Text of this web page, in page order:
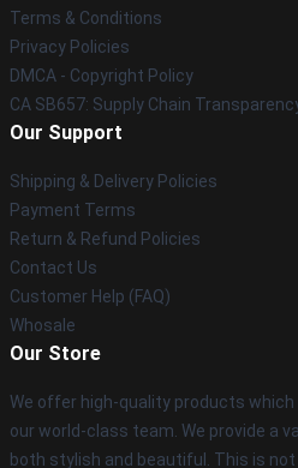
Terms & Conditions
Privacy Policies
DMCA - Copyright Policy
CA SB657: Supply Chain
Our Support
Shipping & Delivery Policies
Payment Terms
Return & Refund Policies
Contact Us
Customer Help (FAQ)
Whosale
Our Store
We offer high-quality products
our world-class team. We provide a
both stylish and beautiful. This is not